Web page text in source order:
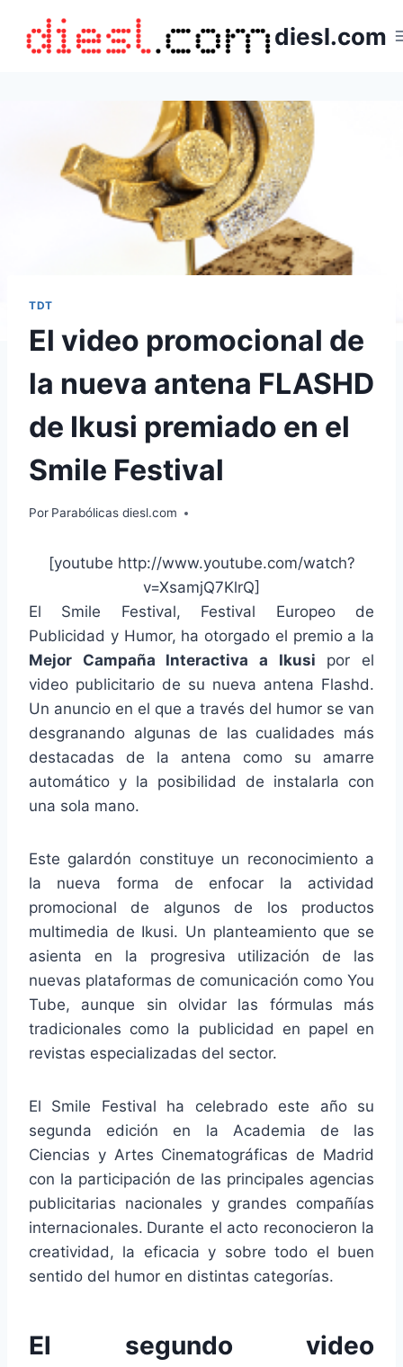
contenido
diesl.com
TDT
El video promocional de
la nueva antena FLASHD
de Ikusi premiado en el
Smile Festival
Por Parabólicas diesl.com
[youtube http://www.youtube.com/watch?
v=XsamjQ7KlrQ]
El Smile Festival, Festival Europeo de
Publicidad y Humor, ha otorgado el premio a la
Mejor Campaña Interactiva a Ikusi por el
video publicitario de su nueva antena Flashd.
Un anuncio en el que a través del humor se van
desgranando algunas de las cualidades más
destacadas de la antena como su amarre
automático y la posibilidad de instalarla con
una sola mano.
Este galardón constituye un reconocimiento a
la nueva forma de enfocar la actividad
promocional de algunos de los productos
multimedia de Ikusi. Un planteamiento que se
asienta en la progresiva utilización de las
nuevas plataformas de comunicación como You
Tube, aunque sin olvidar las fórmulas más
tradicionales como la publicidad en papel en
revistas especializadas del sector.
El Smile Festival ha celebrado este año su
segunda edición en la Academia de las
Ciencias y Artes Cinematográficas de Madrid
con la participación de las principales agencias
publicitarias nacionales y grandes compañías
internacionales. Durante el acto reconocieron la
creatividad, la eficacia y sobre todo el buen
sentido del humor en distintas categorías.
El segundo video